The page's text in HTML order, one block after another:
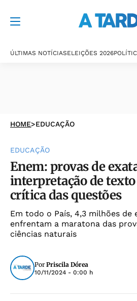
ÚLTIMAS NOTÍCIASELEIÇÕES 2026
HOME>EDUCAÇÃO
EDUCAÇÃO
Enem: provas de
interpretação de
crítica das questões
Em todo o País, 4,3 milhões de
enfrentam a maratona das
ciências naturais
Por Priscila Dórea
10/11/2024 - 0:00 h